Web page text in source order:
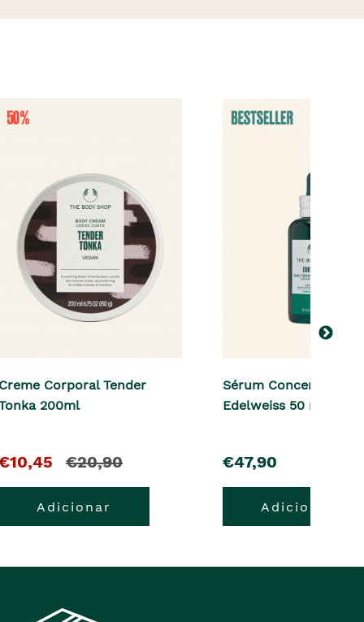
Creme Corporal Tender
200ml
atual
e
o
pre�o
era
€20,90
Adicionar
Sérum Concentrado
Edelweiss 50 ml
pre�o
€47,90
Adicionar